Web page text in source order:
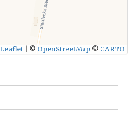
Leaflet © OpenStreetMap © CARTO